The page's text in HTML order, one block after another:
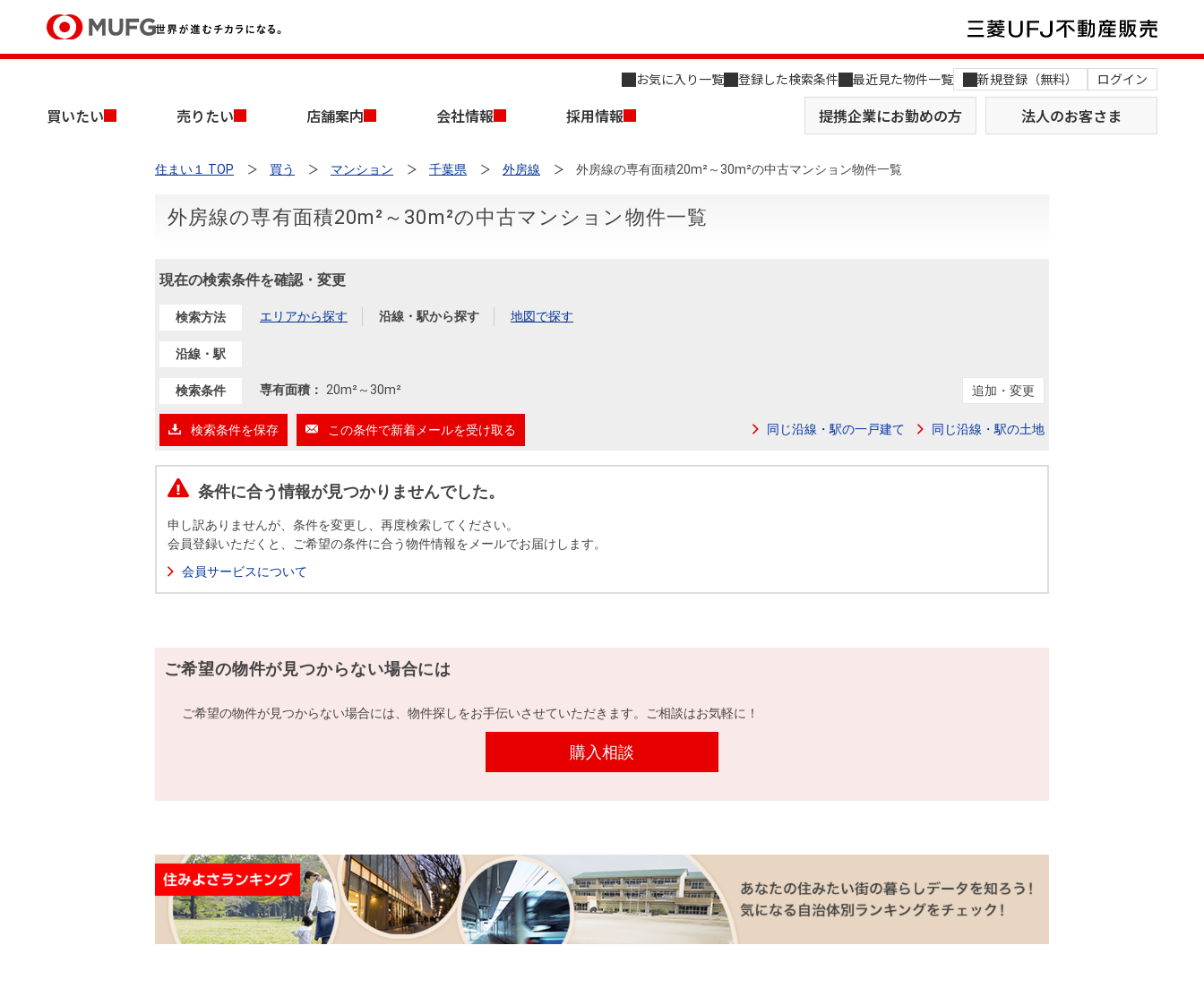
お気に入り一覧 登録した検索条件 最近見た物件一覧 新規登録（無料） ログイン
買いたい 売りたい 店舗案内 会社情報 採用情報 提携企業にお勤めの方 法人のお客さま
買いたいTOP
中古マンションを探す 新築・中古一戸建てを探す
投資用物件を探す おすすめ物件から探す
購入向けサービス
住まいと暮らしの税金の本（電子ブック） 購入ガイド
売りたいTOP
無料査定 売却相談
売却時手取り金額試算
売却向けサービス
住まいと暮らしの税金の本（電子ブック） 売却ガイド
店舗案内TOP
会社情報TOP
採用情報TOP
売りたい
住まい１ TOP 買う マンション 千葉県 外房線 外房線の専有面積20m²～30m²の中古マンション物件一覧
外房線の専有面積20m²～30m²の中古マンション物件一覧
現在の検索条件を確認・変更
検索方法 エリアから探す 沿線・駅から探す 地図で探す
沿線・駅
検索条件 専有面積： 20m²～ 30m² 追加・変更
検索条件を保存 この条件で新着メールを受け取る 同じ沿線・駅の一戸建て 同じ沿線・駅の土地
条件に合う情報が見つかりませんでした。
申し訳ありませんが、条件を変更し、再度検索してください。
会員登録いただくと、ご希望の条件に合う物件情報をメールでお届けします。
会員サービスについて
ご希望の物件が見つからない場合には
ご希望の物件が見つからない場合には、物件探しをお手伝いさせていただきます。ご相談はお気軽に！
購入相談